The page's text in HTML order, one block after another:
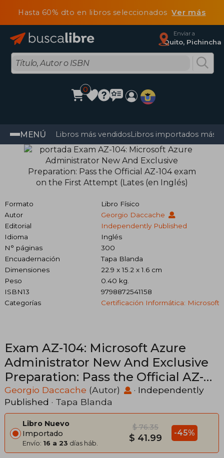
Hasta 60% dto en libros seleccionadosVer más
Enviar a
Quito, Pichincha
0
MENÚ Libros más vendidosLibros importados más
Formato
Libro Físico
Autor
Georgio Daccache
Editorial
Independently Published
Idioma
Inglés
N° páginas
300
Encuadernación
Tapa Blanda
Dimensiones
22.9 x 15.2 x 1.6 cm
Peso
0.40 kg.
ISBN13
9798872541158
Categorías
Certificación Informática: Microsoft
Exam AZ-104: Microsoft Azure
Administrator New And Exclusive
Preparation: Pass the Official AZ-
104 exam on the First Attempt
(Lates (en Inglés)
Georgio Daccache (Autor) · Independently
Published · Tapa Blanda
Libro Nuevo
Importado
Envío: 16 a 23 días háb.
$ 76.35
$ 41.99 -45%